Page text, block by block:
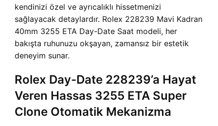
kendinizi özel ve ayrıcalıklı hissetmenizi
sağlayacak detaylardır. Rolex 228239 Mavi Kadran
40mm 3255 ETA Day-Date Saat modeli, her
bakışta ruhunuzu okşayan, zamansız bir estetik
deneyim sunar.
Rolex Day-Date 228239’a Hayat
Veren Hassas 3255 ETA Super
Clone Otomatik Mekanizma